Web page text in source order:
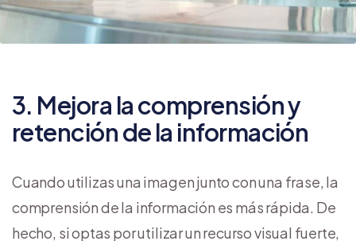
3. Mejora la comprensión y
retención de la información
Cuando utilizas una imagen junto con una frase, la
comprensión de la información es más rápida. De
hecho, si optas por utilizar un recurso visual fuerte,